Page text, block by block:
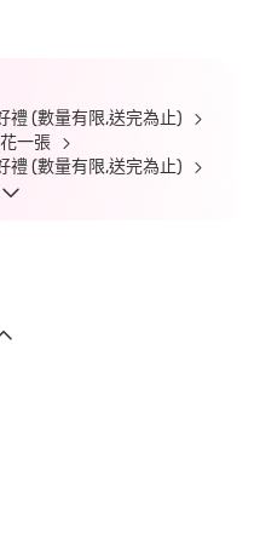
(數量有限,送完為止)
一張
(數量有限,送完為止)